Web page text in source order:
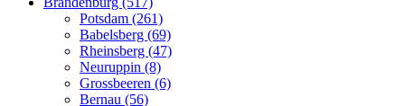
Potsdam (261)
Babelsberg (69)
Rheinsberg (47)
Neuruppin (8)
Grossbeeren (6)
Bernau (56)